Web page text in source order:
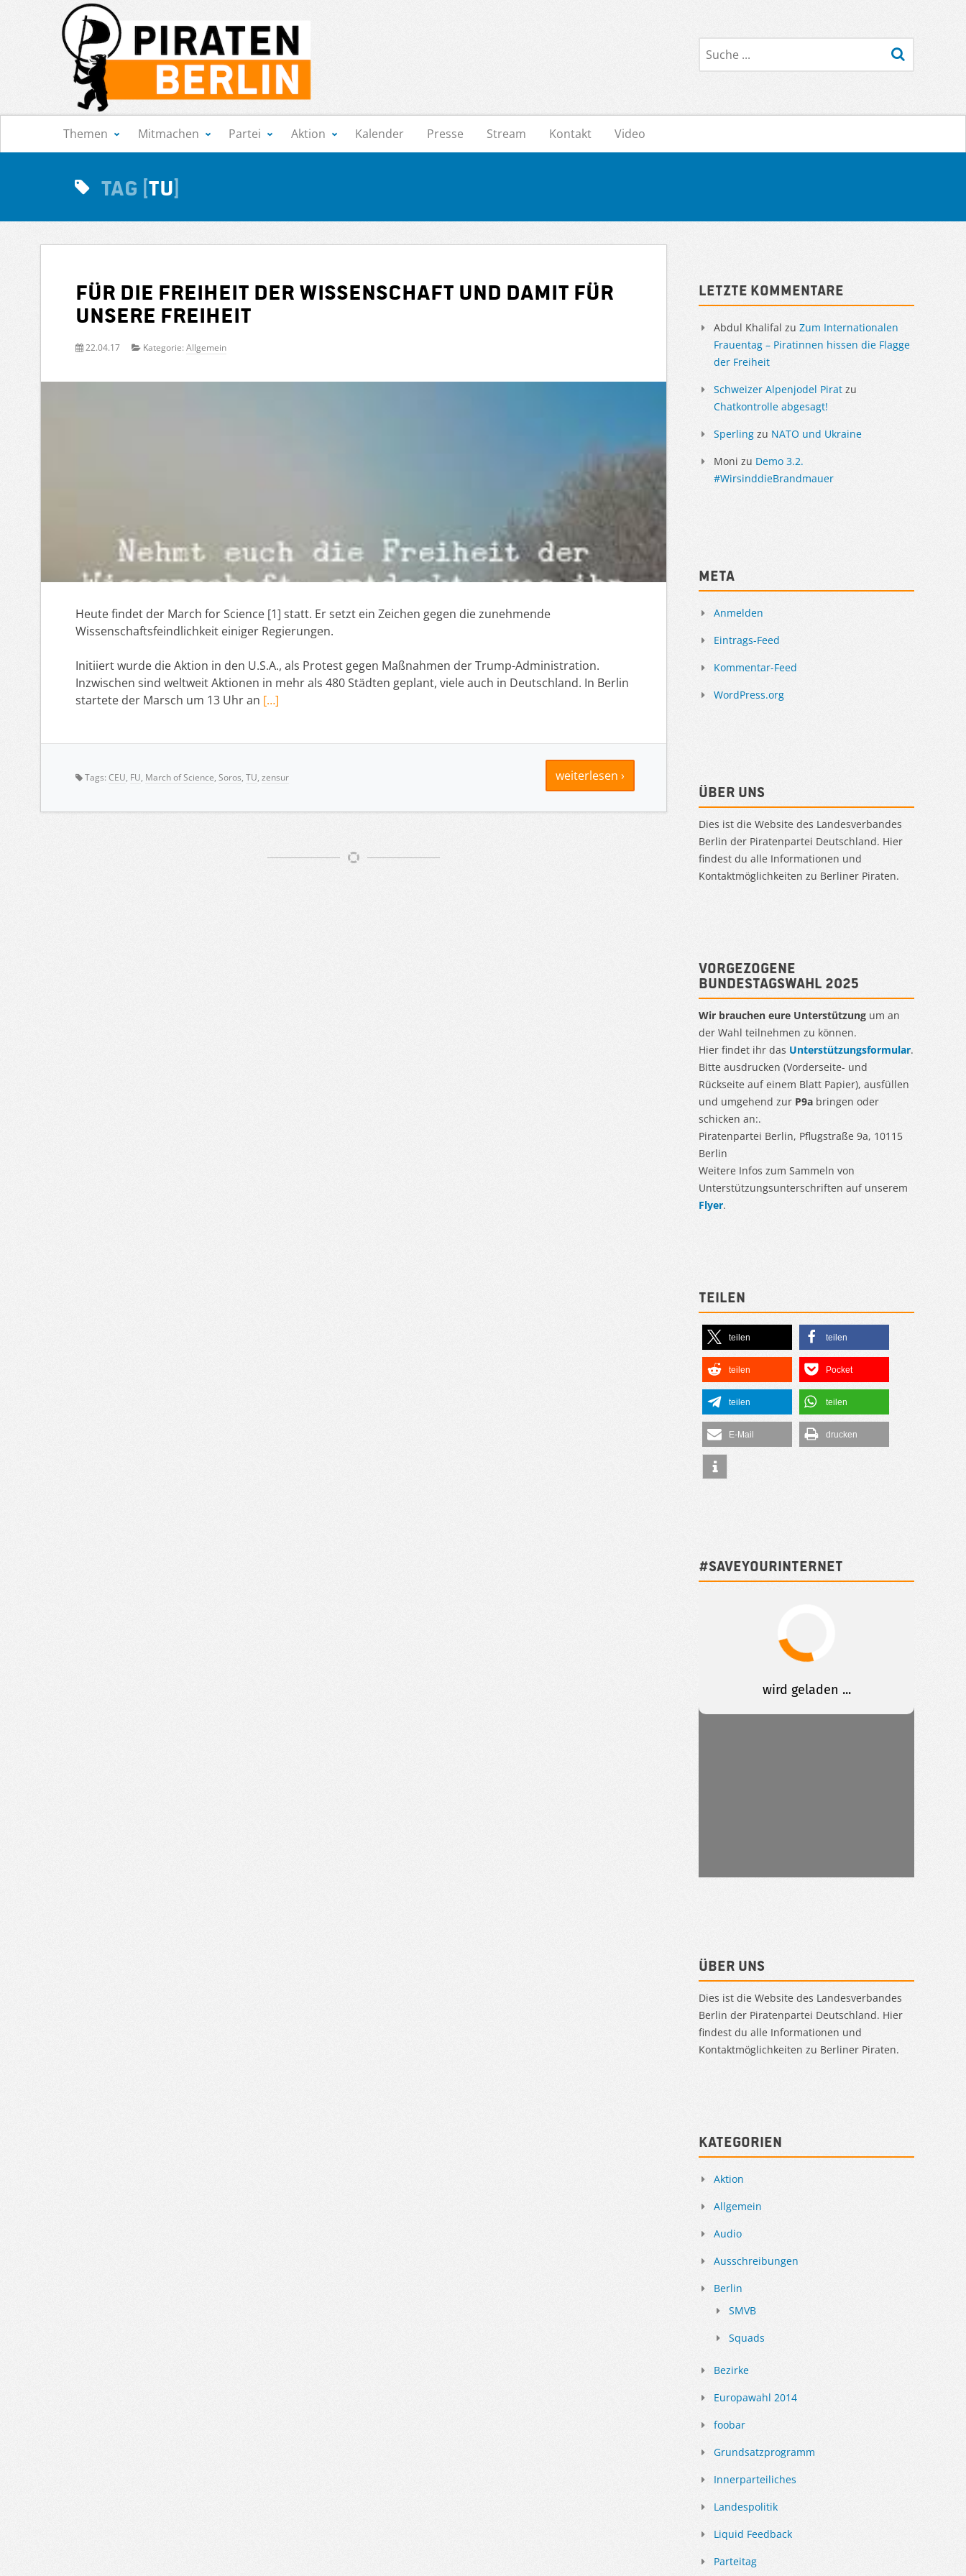
Suche
Navigation
Themen Mitmachen Partei Aktion Kalender Presse Stream Kontakt Video
Tag TU
Für die Freiheit der Wissenschaft und damit für
unsere Freiheit
22.04.17 Kategorie: Allgemein
Heute findet der March for Science [1] statt. Er setzt ein Zeichen gegen die zunehmende
Wissenschaftsfeindlichkeit einiger Regierungen.
Initiiert wurde die Aktion in den U.S.A., als Protest gegen Maßnahmen der Trump-Administration.
Inzwischen sind weltweit Aktionen in mehr als 480 Städten geplant, viele auch in Deutschland. In Berlin
startete der Marsch um 13 Uhr an […]
weiterlesen ›
Tags: CEU, FU, March of Science, Soros, TU, zensur
Letzte Kommentare
Abdul Khalifal zu Zum Internationalen
Frauentag – Piratinnen hissen die Flagge
der Freiheit
Schweizer Alpenjodel Pirat zu
Chatkontrolle abgesagt!
Sperling zu NATO und Ukraine
Moni zu Demo 3.2.
#WirsinddieBrandmauer
Meta
Anmelden
Eintrags-Feed
Kommentar-Feed
WordPress.org
Über uns
Dies ist die Website des Landesverbandes
Berlin der Piratenpartei Deutschland. Hier
findest du alle Informationen und
Kontaktmöglichkeiten zu Berliner Piraten.
Vorgezogene
Bundestagswahl 2025
Wir brauchen eure Unterstützung um an
der Wahl teilnehmen zu können.
Hier findet ihr das Unterstützungsformular.
Bitte ausdrucken (Vorderseite- und
Rückseite auf einem Blatt Papier), ausfüllen
und umgehend zur P9a bringen oder
schicken an:.
Piratenpartei Berlin, Pflugstraße 9a, 10115
Berlin
Weitere Infos zum Sammeln von
Unterstützungsunterschriften auf unserem
Flyer.
Teilen
teilen teilen
teilen Pocket
teilen teilen
E-Mail drucken
#SAVEYOURINTERNET
Über uns
Dies ist die Website des Landesverbandes
Berlin der Piratenpartei Deutschland. Hier
findest du alle Informationen und
Kontaktmöglichkeiten zu Berliner Piraten.
Kategorien
Aktion
Allgemein
Audio
Ausschreibungen
Berlin
SMVB
Squads
Bezirke
Europawahl 2014
foobar
Grundsatzprogramm
Innerparteiliches
Landespolitik
Liquid Feedback
Parteitag